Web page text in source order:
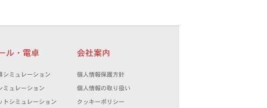
ル・電卓
シミュレーション
ミュレーション
トシミュレーション
会社案内
個人情報保護方針
個人情報の取り扱い
クッキーポリシー